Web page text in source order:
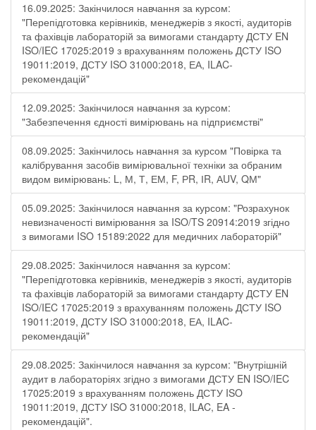
16.09.2025: Закінчилося навчання за курсом:
"Перепідготовка керівників, менеджерів з якості, аудиторів
та фахівців лабораторій за вимогами стандарту ДСТУ EN
ISO/IEC 17025:2019 з врахуванням положень ДСТУ ISO
19011:2019, ДСТУ ISO 31000:2018, ЕА, ILAC-
рекомендацій"
12.09.2025: Закінчилося навчання за курсом:
"Забезпечення єдності вимірювань на підприємстві"
08.09.2025: Закінчилось навчання за курсом "Повірка та
калібрування засобів вимірювальної техніки за обраним
видом вимірювань: L, М, Т, ЕМ, F, РR, ІR, АUV, QМ"
05.09.2025: Закінчилося навчання за курсом: "Розрахунок
невизначеності вимірювання за ISO/TS 20914:2019 згідно
з вимогами ISO 15189:2022 для медичних лабораторій"
29.08.2025: Закінчилося навчання за курсом:
"Перепідготовка керівників, менеджерів з якості, аудиторів
та фахівців лабораторій за вимогами стандарту ДСТУ EN
ISO/IEC 17025:2019 з врахуванням положень ДСТУ ISO
19011:2019, ДСТУ ISO 31000:2018, ЕА, ILAC-
рекомендацій"
29.08.2025: Закінчилося навчання за курсом: "Внутрішній
аудит в лабораторіях згідно з вимогами ДСТУ EN ISO/IEC
17025:2019 з врахуванням положень ДСТУ ISO
19011:2019, ДСТУ ISO 31000:2018, ILAC, EA -
рекомендацій".